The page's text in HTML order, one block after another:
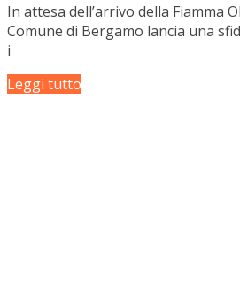
In attesa dell’arrivo della Fiamma
Comune di Bergamo lancia una
i
Leggi tutto